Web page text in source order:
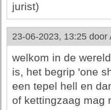
jurist)
23-06-2023, 13:25 door
welkom in de
is, het begrip 'one
een tepel hell en
of kettingzaag mag